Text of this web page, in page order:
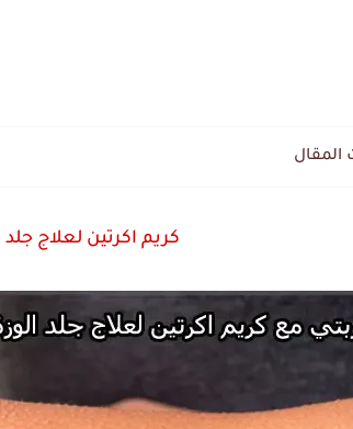
المقال
كريم اكرتين لعلاج جلد